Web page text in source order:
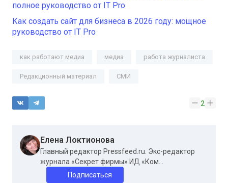
полное руководство от IT Pro
Как создать сайт для бизнеса в 2026 году: мощное
руководство от IT Pro
как работают медиа медиа работа журналиста
Редакционный материал СМИ
2
Елена Локтионова
Главный редактор Pressfeed.ru. Экс-редактор
журнала «Секрет фирмы» ИД «Ком...
Подписаться